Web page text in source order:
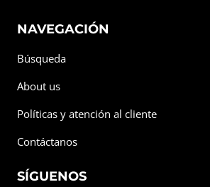
NAVEGACIÓN
Búsqueda
About us
Políticas y atención al cliente
Contáctanos
SÍGUENOS